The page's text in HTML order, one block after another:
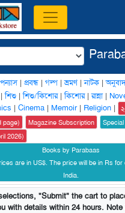
| প্রবন্ধ | গল্প |ভ্রমণ|নাটক |অনুবাদ
শিশু |শিশু/কিশোর|কিশোর|রান্না|
| Cinema | Memoir| Religion |
page)
Magazine Subscription
2026)
Books by Parabaas
are in US$. The price will be in Rs
India.
"Submit" the cart to
with details within 24 hours.